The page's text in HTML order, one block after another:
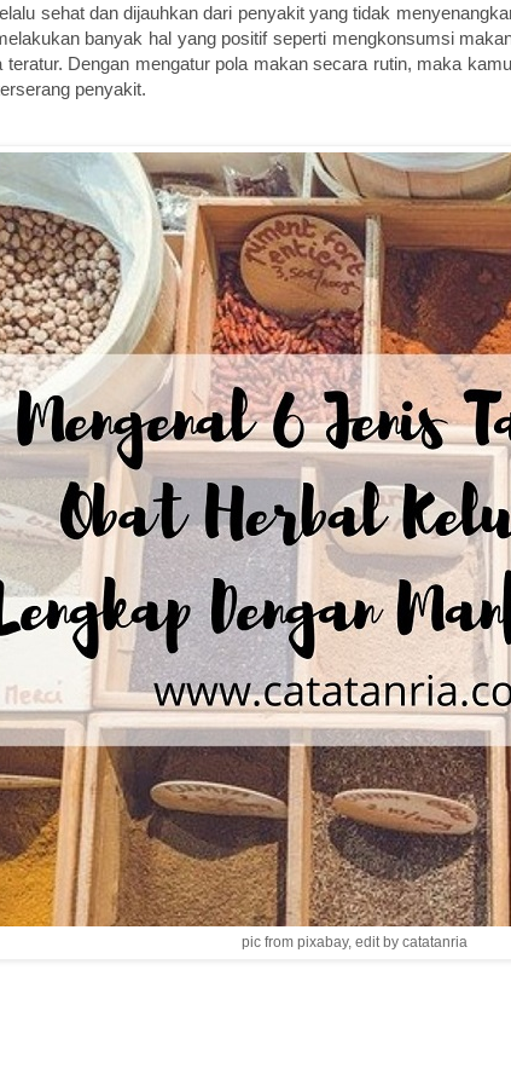
sehat dan dijauhkan dari penyakit yang tidak
banyak hal yang positif seperti mengkonsumsi
teratur. Dengan mengatur pola makan secara rutin, maka
penyakit.
pic from pixabay, edit by catatanria